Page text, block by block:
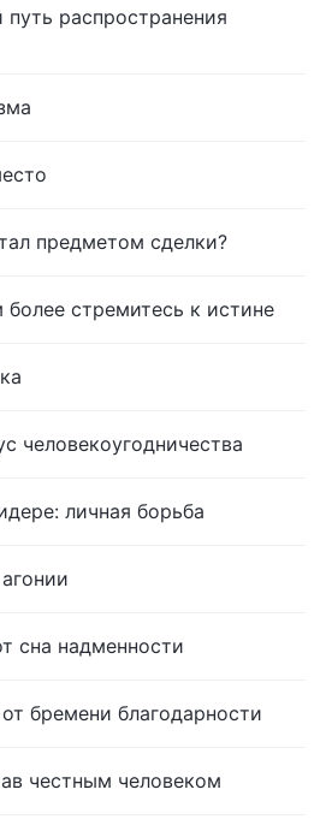
распространения
предметом сделки?
более стремитесь к истине
человекоугодничества
личная борьба
сна надменности
бремени благодарности
честным человеком